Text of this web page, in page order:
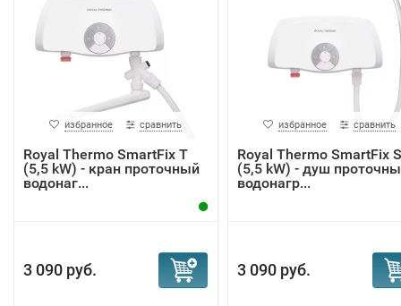
избранное сравнить
Royal Thermo SmartFix T
(5,5 kW) - кран проточный
водонаг...
3 090 руб.
избранное сравнить
Royal Thermo SmartFix S
(5,5 kW) - душ
водонагр...
3 090 руб.